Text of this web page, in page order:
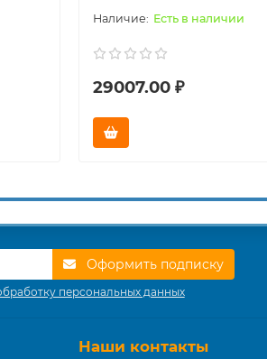
Есть в наличии
29007.00 ₽
Оформить подписку
персональных данных
Наши контакты